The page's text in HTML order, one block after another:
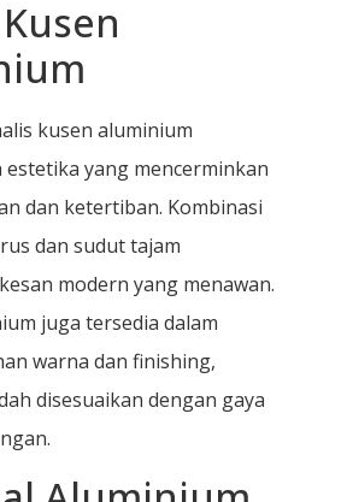
kusen aluminium
estetika yang mencerminkan
dan ketertiban. Kombinasi
dan sudut tajam
modern yang menawan.
juga tersedia dalam
warna dan finishing,
disesuaikan dengan gaya